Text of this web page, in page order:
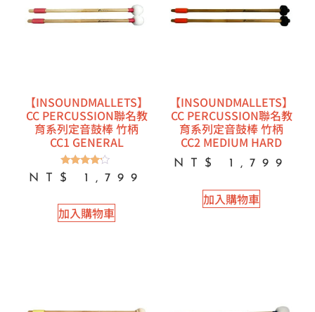
【INSOUNDMALLETS】
CC PERCUSSION聯名教
育系列定音鼓棒 竹柄
CC1 GENERAL
評分
4.00
NT$ 1,799
加入購物車
【INSOUNDMALLETS】
CC PERCUSSION聯名教
育系列定音鼓棒 竹柄
CC2 MEDIUM HARD
NT$ 1,799
加入購物車